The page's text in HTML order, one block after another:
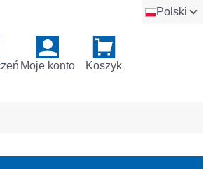
Polski
Moje konto Koszyk